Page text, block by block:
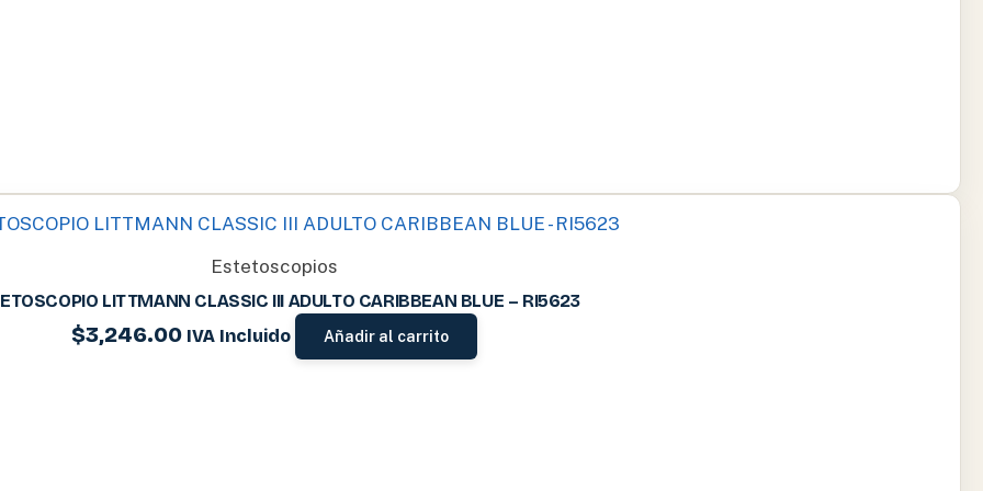
Estetoscopios
LITTMANN CLASSIC III ADULTO CARIBBEAN BLUE – RI5623
$3,246.00 IVA Incluido Añadir al carrito